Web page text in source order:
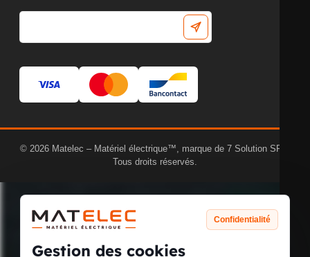
© 2026 Matelec – Matériel électrique™, marque de 7 Solution SRL.
Tous droits réservés.
Confidentialité
Gestion des cookies